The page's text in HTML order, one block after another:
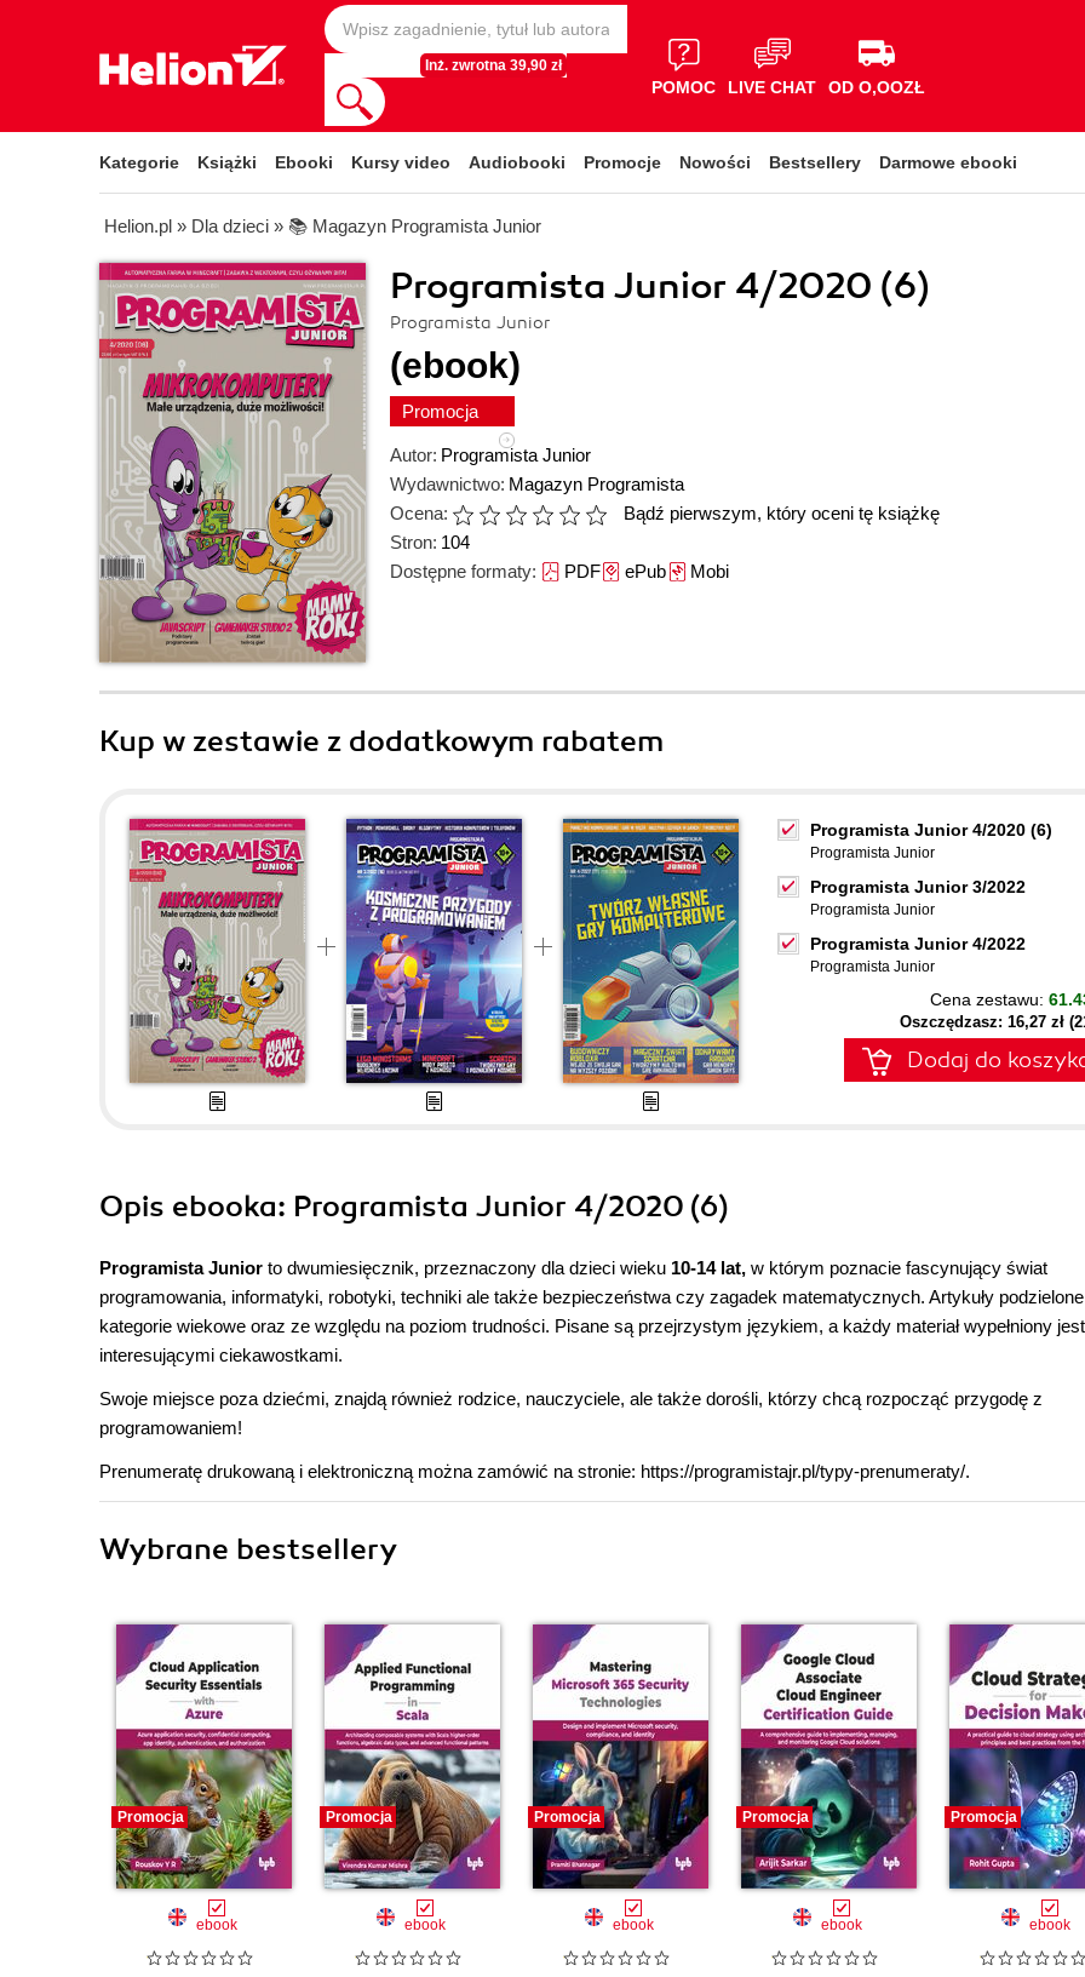
Inż. zwrotna 39,90 zł
POMOC LIVE CHAT OD O,OOZŁ
Kategorie Książki Ebooki Kursy video Audiobooki Promocje Nowości Bestsellery Darmowe ebooki
Helion.pl » Dla dzieci » 📚 Magazyn Programista Junior
Programista Junior 4/2020 (6)
Programista Junior
(ebook)
Promocja
Autor: Programista Junior
Wydawnictwo: Magazyn Programista
Ocena:
Bądź pierwszym, który oceni tę książkę
Stron: 104
Dostępne formaty: PDFePubMobi
Kup w zestawie z dodatkowym rabatem
Programista Junior 4/2020 (6)
Programista Junior
Programista Junior 3/2022
Programista Junior
Programista Junior 4/2022
Programista Junior
Cena zestawu:
Oszczędzasz: 16,27 zł
Dodaj do
Opis ebooka: Programista Junior 4/2020 (6)
Programista Junior to dwumiesięcznik, przeznaczony dla dzieci wieku 10-14 lat, w którym poznacie fascynujący świat
programowania, informatyki, robotyki, techniki ale także bezpieczeństwa czy zagadek matematycznych. Artykuły
kategorie wiekowe oraz ze względu na poziom trudności. Pisane są przejrzystym językiem, a każdy materiał wypełniony jest
interesującymi ciekawostkami.
Swoje miejsce poza dziećmi, znajdą również rodzice, nauczyciele, ale także dorośli, którzy chcą rozpocząć przygodę z
programowaniem!
Prenumeratę drukowaną i elektroniczną można zamówić na stronie: https://programistajr.pl/typy-prenumeraty/.
Wybrane bestsellery
Promocja
ebook
Promocja
ebook
Promocja
ebook
Promocja
ebook
Promocja
ebook